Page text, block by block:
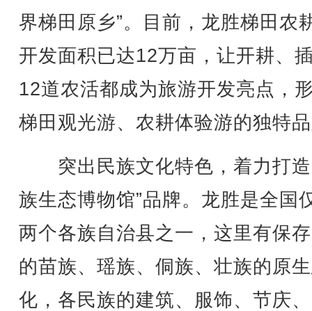
界梯田原乡”。目前，龙胜梯田农
开发面积已达12万亩，让开耕、
12道农活都成为旅游开发亮点，
梯田观光游、农耕体验游的独特
突出民族文化特色，着力打造
族生态博物馆”品牌。龙胜是全国
两个各族自治县之一，这里有保
的苗族、瑶族、侗族、壮族的原
化，各民族的建筑、服饰、节庆